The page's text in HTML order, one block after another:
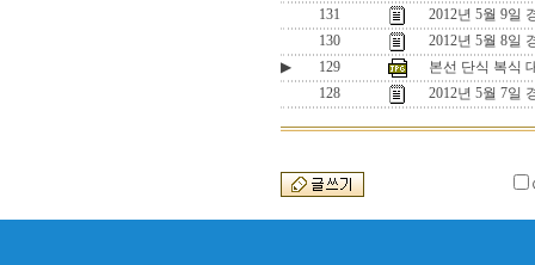
131
2012년 5월 9일
130
2012년 5월 8일
▶
129
본선 단식 복식
128
2012년 5월 7일